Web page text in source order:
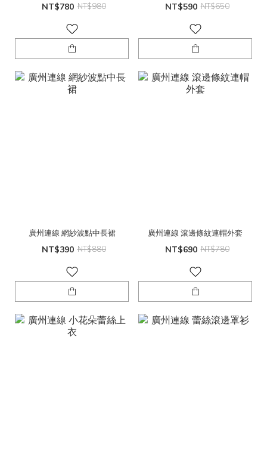
NT$780 NT$980 NT$590 NT$650
廣州連線 網紗波點中長裙
NT$390 NT$880
廣州連線 滾邊條紋連帽外套
NT$690 NT$780